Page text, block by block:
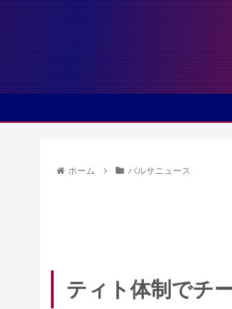
ホーム バルサニュース
ティト体制でチ